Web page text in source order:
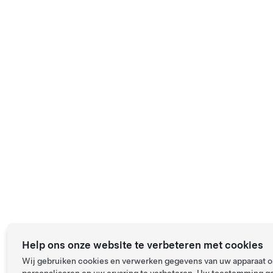
Help ons onze website te verbeteren met cookies
Wij gebruiken cookies en verwerken gegevens van uw